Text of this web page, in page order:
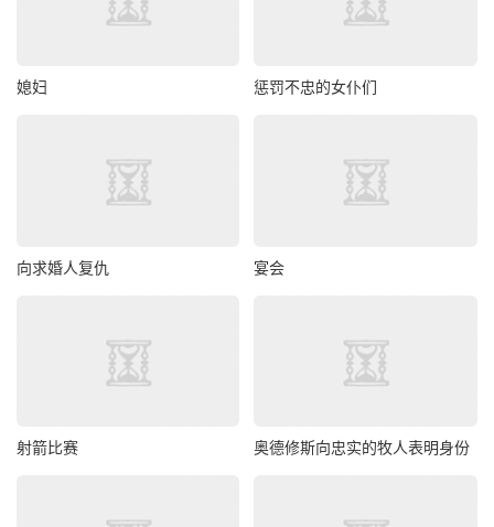
媳妇 惩罚不忠的女仆们
向求婚人复仇 宴会
射箭比赛 奥德修斯向忠实的牧人表明身份